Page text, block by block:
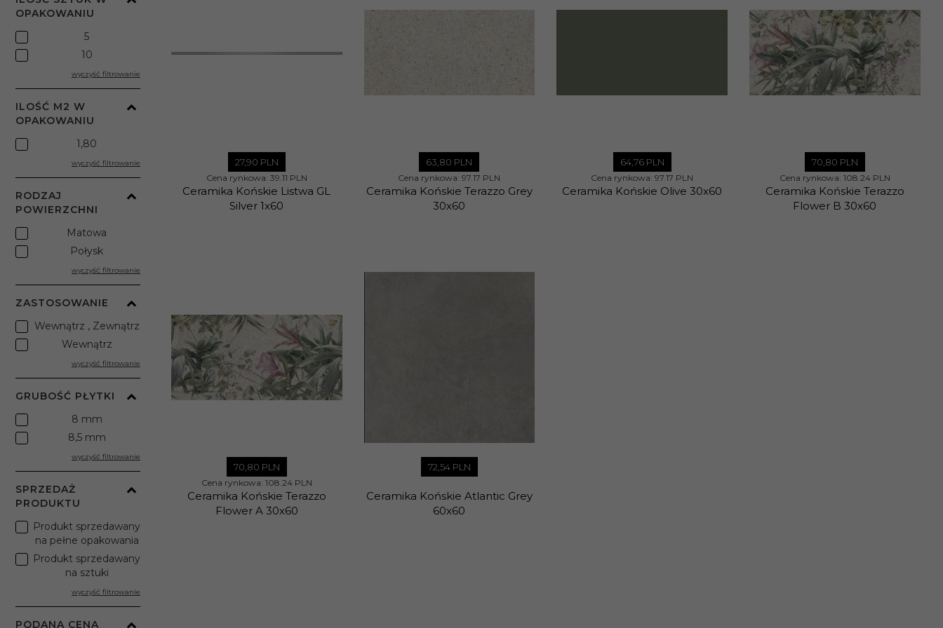
OPAKOWANIU
5
10
wyczyść filtrowanie
ILOŚĆ M2 W
OPAKOWANIU
1,80
wyczyść filtrowanie
RODZAJ
POWIERZCHNI
Matowa
Połysk
wyczyść filtrowanie
ZASTOSOWANIE
Wewnątrz , Zewnątrz
Wewnątrz
wyczyść filtrowanie
GRUBOŚĆ PŁYTKI
8 mm
8,5 mm
wyczyść filtrowanie
SPRZEDAŻ
PRODUKTU
Produkt sprzedawany
na pełne opakowania
Produkt sprzedawany
na sztuki
wyczyść filtrowanie
PODANA CENA
27,90 PLN
Cena rynkowa: 39.11 PLN
Ceramika Końskie Listwa GL
Silver 1x60
63, 80 PLN
Cena rynkowa:97.17 PLN
Ceramika Końskie Terazzo Grey
30x60
64,76 PLN
Cena rynkowa:97.17 PLN
Ceramika Końskie Olive 30x60
70, 80 PLN
Cena rynkowa: 108.24 PLN
Ceramika Końskie Terazzo
Flower B 30x60
70, 80 PLN
Cena rynkowa: 108.24 PLN
Ceramika Końskie Terazzo
Flower A 30x60
72, 54 PLN
Ceramika Końskie Atlantic Grey
60x60